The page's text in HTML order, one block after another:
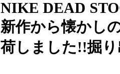
NIKE DEAD
新作から懐かし
荷しました!!掘